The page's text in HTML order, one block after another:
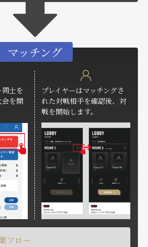
マッチング
士を
会を開
プレイヤーはマッチングさ
れた対戦相手を確認後、対
戦を開始します。
フロー